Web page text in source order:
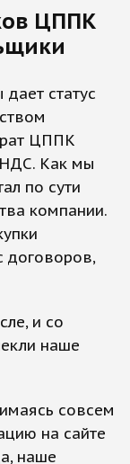
ЦППК
статус
ЦППК
НДС. Как мы
по сути
компании.
договоров,
и со
наше
совсем
на сайте
наше